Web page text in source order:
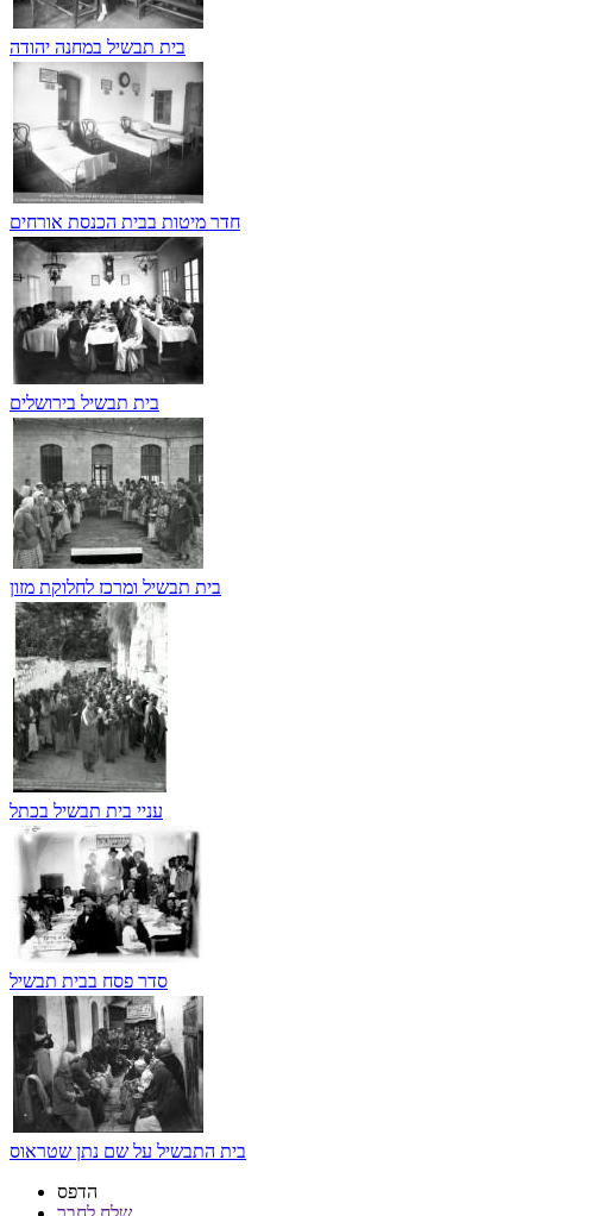
בית תבשיל במחנה יהודה
חדר מיטות בבית הכנסת אורחים
בית תבשיל בירושלים
בית תבשיל ומרכז לחלוקת מזון
עניי בית תבשיל בכתל
סדר פסח בבית תבשיל
בית התבשיל על שם נתן שטראוס
הדפס